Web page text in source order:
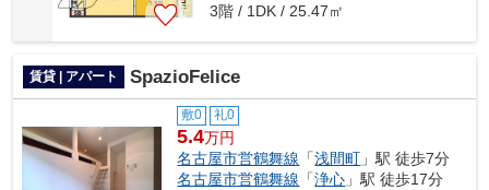
3階 / 1DK / 25.47㎡
賃貸 | アパート SpazioFelice
敷0 礼0
5.4万円
名古屋市営鶴舞線 「浅間町 」駅 徒歩7分
名古屋市営鶴舞線 「浄心 」駅 徒歩17分